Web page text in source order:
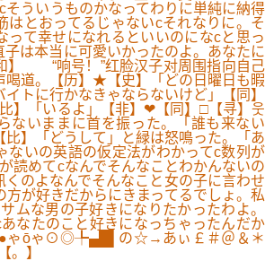
そういうものかなってわりに単純に納得
はとおってるじゃないcそれなりに。そ
って幸せになれるといいのになcと思っ
子は本当に可愛いかったのよ。あなたに
】 “响号！”红脸汉子对周围指向自己
喝道。【历】★【史】「どの日曜日も暇
トに行かなきゃならないけど」【同】
】「いるよ」【非】❤【同】□【寻】웃
ないままに首を振った。「誰も来ない
比】「どうして」と緑は怒鳴った。「あ
ないの英語の仮定法がわかってc数列が
読めてcなんでそんなことわかんないの
くのよなんでそんなこと女の子に言わせ
方が好きだからにきまってるでしょ。私
ムな男の子好きになりたかったわよ。
なたのこと好きになっちゃったんだか
ゃōゃ⊙◎╄▄█▌の☆→あぃ￡＃＠＆＊
】